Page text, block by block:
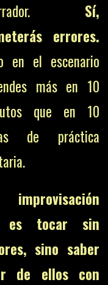
Sí,
errores.
en el escenario
más en 10
que en 10
de práctica
improvisación
es tocar sin
sino saber
de ellos con